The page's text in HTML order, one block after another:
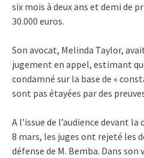
six mois à deux ans et demi de
30.000 euros.
Son avocat, Melinda Taylor,
jugement en appel, estimant
condamné sur la base de «
sont pas étayées par des
A l’issue de l’audience devant la
8 mars, les juges ont rejeté les
défense de M. Bemba. Dans